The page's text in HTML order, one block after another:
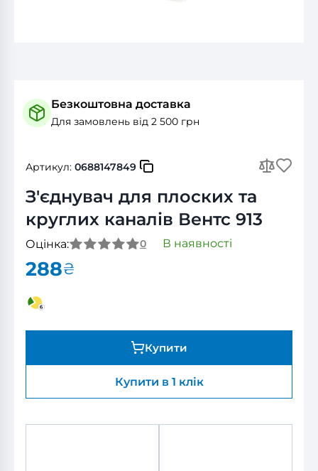
Безкоштовна доставка
Для замовлень від 2 500 грн
Артикул: 0688147849
З'єднувач для плоских та
круглих каналів Вентс 913
Оцінка: 0 В наявності
288₴
Купити
Купити в 1 клік